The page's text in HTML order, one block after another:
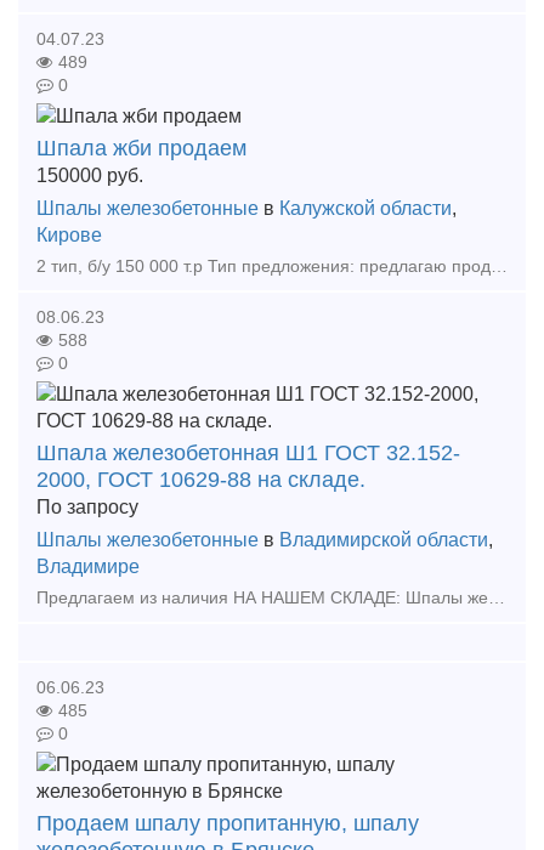
04.07.23
489
0
Шпала жби продаем
150000 руб.
Шпалы железобетонные в Калужской области,
Кирове
2 тип, б/у 150 000 т.р Тип предложения: предлагаю продукцию, услугу
08.06.23
588
0
Шпала железобетонная Ш1 ГОСТ 32.152-
2000, ГОСТ 10629-88 на складе.
По запросу
Шпалы железобетонные в Владимирской области,
Владимире
Предлагаем из наличия НА НАШЕМ СКЛАДЕ: Шпалы железобетонные предварительно напряженные под скрепление КБ65 (раздельное клеммно-болтовое с болтовым прикреплением подкладки к шпале и клеммно-бол
06.06.23
485
0
Продаем шпалу пропитанную, шпалу